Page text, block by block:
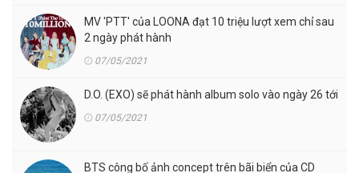
MV 'PTT' của LOONA đạt 10 triệu lượt xem chỉ sau
2 ngày phát hành
07/05/2021
D.O. (EXO) sẽ phát hành album solo vào ngày 26 tới
07/05/2021
BTS công bố ảnh concept trên bãi biển của CD